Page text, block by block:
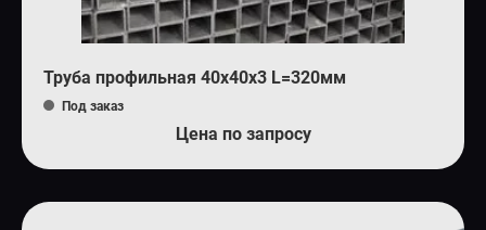
Труба профильная 40х40х3 L=320мм
Под заказ
Цена по запросу